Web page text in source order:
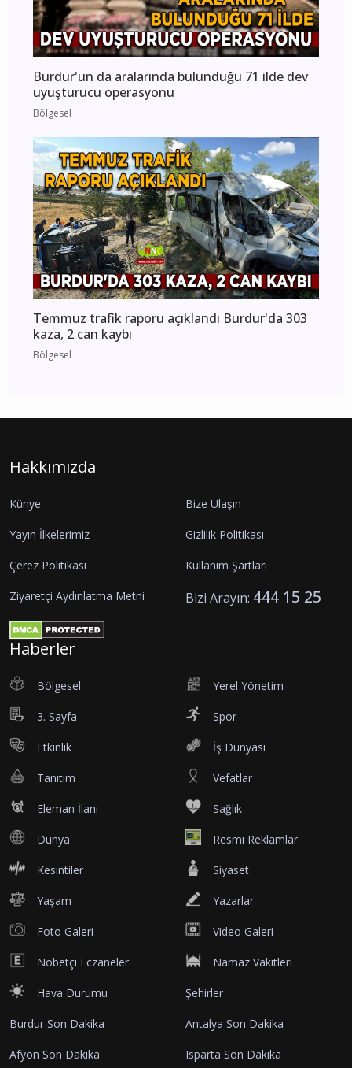
Burdur'un da aralarında bulunduğu 71 ilde dev
uyuşturucu operasyonu
Bölgesel
Temmuz trafik raporu açıklandı Burdur'da 303
kaza, 2 can kaybı
Bölgesel
Hakkımızda
Künye Bize Ulaşın
Yayın İlkelerimiz Gizlilik Politikası
Çerez Politikası Kullanım Şartları
Ziyaretçi Aydınlatma Metni Bizi Arayın: 444 15 25
Haberler
Bölgesel Yerel Yönetim
3. Sayfa Spor
Etkinlik İş Dünyası
Tanıtım Vefatlar
Eleman İlanı Sağlık
Dünya Resmi Reklamlar
Kesintiler Siyaset
Yaşam Yazarlar
Foto Galeri Video Galeri
Nöbetçi Eczaneler Namaz Vakitleri
Hava Durumu Şehirler
Burdur Son Dakika Antalya Son Dakika
Afyon Son Dakika Isparta Son Dakika